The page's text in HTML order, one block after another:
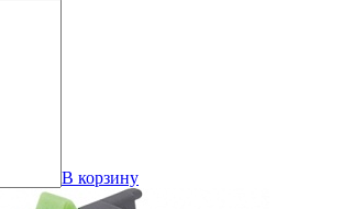
В корзину